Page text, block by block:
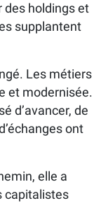
des holdings et
supplantent
Les métiers
et modernisée.
d’avancer, de
ont
elle a
capitalistes